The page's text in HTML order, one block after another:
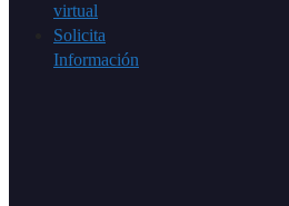
virtual
Solicita
Información